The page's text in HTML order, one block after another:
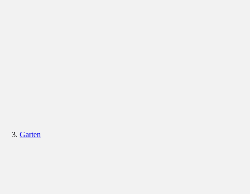
Garten